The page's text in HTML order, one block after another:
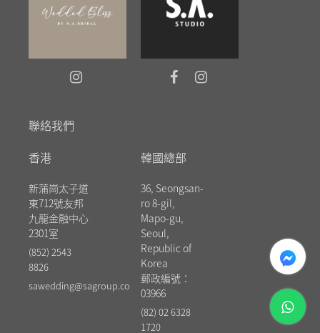
聯絡我們
香港
新蒲崗太子道
東712號友邦
九龍金融中心
2301室
(852) 2543
8826
sawedding@sagroup.co
韓國總部
36, Seongsan-
ro 8-gil,
Mapo-gu,
Seoul,
Republic of
Korea
郵政編號：
03966
(82) 02 6328
1720
whatsapp
messenger